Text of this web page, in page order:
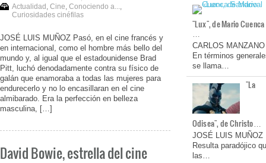
Actualidad, Cine, Conociendo a...,
Curiosidades cinéfilas
JOSÉ LUIS MUÑOZ Pasó, en el cine francés y
en internacional, como el hombre más bello del
mundo y, al igual que el estadounidense Brad
Pitt, luchó denodadamente contra su físico de
galán que enamoraba a todas las mujeres para
endurecerlo y no lo encasillaran en el cine
almibarado. Era la perfección en belleza
masculina, […]
David Bowie, estrella del cine
"Lux", de Mario Cuenca
…
CARLOS MANZANO
En términos
se llama…
"La
Odisea", de Christo…
JOSÉ LUIS MUÑOZ
Resulta paradójico
las…